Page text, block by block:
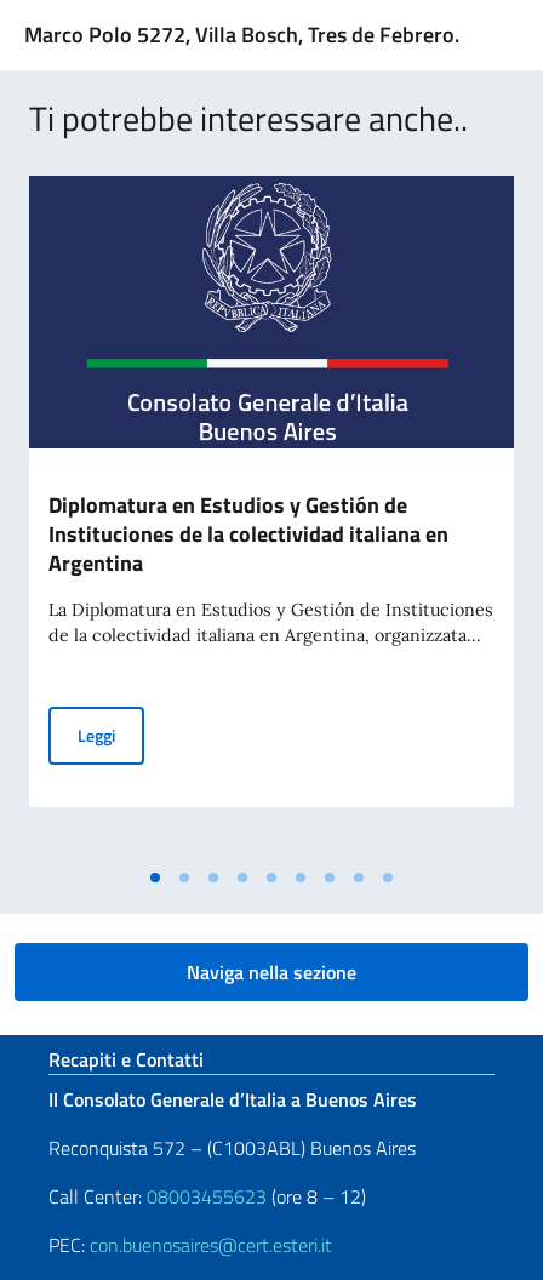
Marco Polo 5272, Villa Bosch, Tres de Febrero.
Ti potrebbe interessare anche..
Diplomatura en Estudios y Gestión de
Instituciones de la colectividad italiana en
Argentina
La Diplomatura en Estudios y Gestión de Instituciones
de la colectividad italiana en Argentina, organizzata...
LeggiDiplomatura en Estudios y Gestión de Instituciones de la
Naviga nella sezione
Sezione footer
Recapiti e Contatti
Il Consolato Generale d’Italia a Buenos Aires
Reconquista 572 – (C1003ABL) Buenos Aires
Call Center:08003455623 (ore 8 – 12)
PEC: con.buenosaires@cert.esteri.it